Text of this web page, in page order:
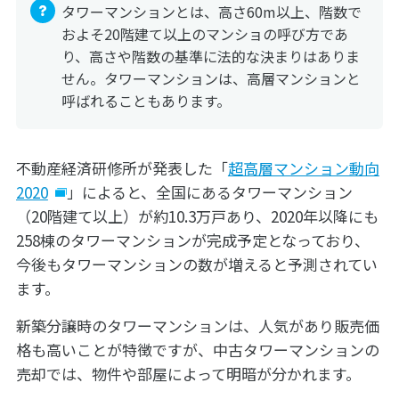
タワーマンションとは、高さ60m以上、階数で
およそ20階建て以上のマンショの呼び方であ
り、高さや階数の基準に法的な決まりはありま
せん。タワーマンションは、高層マンションと
呼ばれることもあります。
不動産経済研修所が発表した「超高層マンション動向
2020
」によると、全国にあるタワーマンション
（20階建て以上）が約10.3万戸あり、2020年以降にも
258棟のタワーマンションが完成予定となっており、
今後もタワーマンションの数が増えると予測されてい
ます。
新築分譲時のタワーマンションは、人気があり販売価
格も高いことが特徴ですが、中古タワーマンションの
売却では、物件や部屋によって明暗が分かれます。